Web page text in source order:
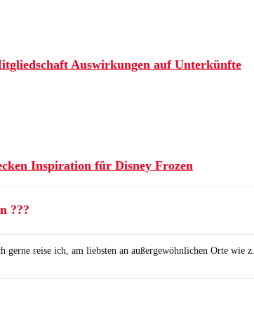
Auswirkungen auf Unterkünfte
Inspiration für Disney Frozen
???
gerne reise ich, am liebsten an außergewöhnlichen Orte